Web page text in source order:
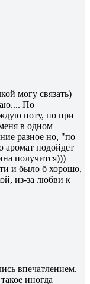
могу связать)
По
ноту, но при
в одном
разное но, "по
аромат подойдет
получится)))
и было б хорошо,
из-за любви к
впечатлением.
иногда